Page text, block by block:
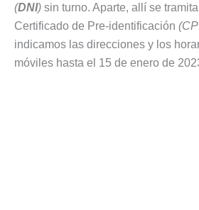
(DNI) sin turno. Aparte, allí se
Certificado de Pre-identificación
indicamos las direcciones y los
móviles hasta el 15 de enero de